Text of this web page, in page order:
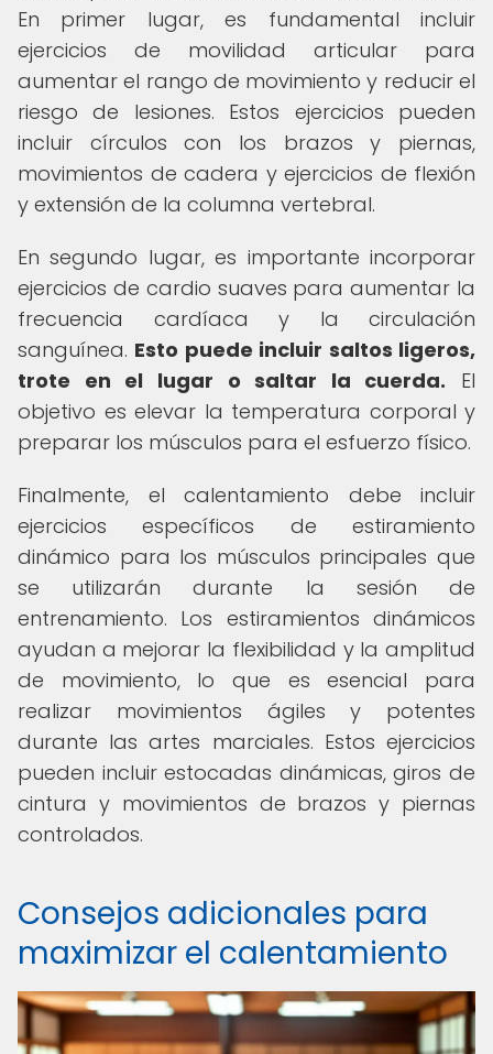
En primer lugar, es fundamental incluir
ejercicios de movilidad articular para
aumentar el rango de movimiento y reducir el
riesgo de lesiones. Estos ejercicios pueden
incluir círculos con los brazos y piernas,
movimientos de cadera y ejercicios de flexión
y extensión de la columna vertebral.
En segundo lugar, es importante incorporar
ejercicios de cardio suaves para aumentar la
frecuencia cardíaca y la circulación
sanguínea. Esto puede incluir saltos ligeros,
trote en el lugar o saltar la cuerda. El
objetivo es elevar la temperatura corporal y
preparar los músculos para el esfuerzo físico.
Finalmente, el calentamiento debe incluir
ejercicios específicos de estiramiento
dinámico para los músculos principales que
se utilizarán durante la sesión de
entrenamiento. Los estiramientos dinámicos
ayudan a mejorar la flexibilidad y la amplitud
de movimiento, lo que es esencial para
realizar movimientos ágiles y potentes
durante las artes marciales. Estos ejercicios
pueden incluir estocadas dinámicas, giros de
cintura y movimientos de brazos y piernas
controlados.
Consejos adicionales para
maximizar el calentamiento